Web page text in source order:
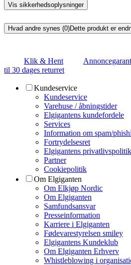
Vis sikkerhedsoplysninger
Hvad andre synes (0)Dette produkt er
Klik & Hent
til 30 dages returret
Kundeservice
Kundeservice
Varehuse / åbningstider
Elgigantens kundefordele
Services
Information om spam/
Fortrydelsesret
Elgigantens privatlivspolitik
Partner
Cookiepolitik
Om Elgiganten
Om Elkjøp Nordic
Om Elgiganten
Samfundsansvar
Presseinformation
Karriere i Elgiganten
Fødevarestyrelsen smiley
Elgigantens Kundeklub
Om Elgiganten Erhverv
Whistleblowing i